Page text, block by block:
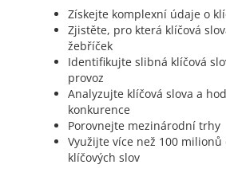
Získejte komplexní údaje o
Zjistěte, pro která klíčová
žebříček
Identifikujte slibná klíčová
provoz
Analyzujte klíčová slova a
konkurence
Porovnejte mezinárodní trhy
Využijte více než 100
klíčových slov